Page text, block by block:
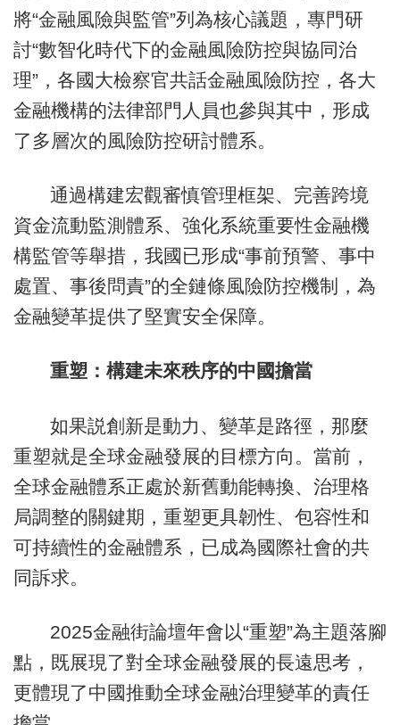
將“金融風險與監管”列為核心議題，專門研
討“數智化時代下的金融風險防控與協同治
理”，各國大檢察官共話金融風險防控，各大
金融機構的法律部門人員也參與其中，形成
了多層次的風險防控研討體系。
通過構建宏觀審慎管理框架、完善跨境
資金流動監測體系、強化系統重要性金融機
構監管等舉措，我國已形成“事前預警、事中
處置、事後問責”的全鏈條風險防控機制，為
金融變革提供了堅實安全保障。
重塑：構建未來秩序的中國擔當
如果説創新是動力、變革是路徑，那麼
重塑就是全球金融發展的目標方向。當前，
全球金融體系正處於新舊動能轉換、治理格
局調整的關鍵期，重塑更具韌性、包容性和
可持續性的金融體系，已成為國際社會的共
同訴求。
2025金融街論壇年會以“重塑”為主題落腳
點，既展現了對全球金融發展的長遠思考，
更體現了中國推動全球金融治理變革的責任